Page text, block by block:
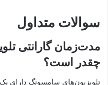
سوالات متداول
مدت‌زمان گارانتی
چقدر است؟
تلویزیون‌های سامسونگ دارای